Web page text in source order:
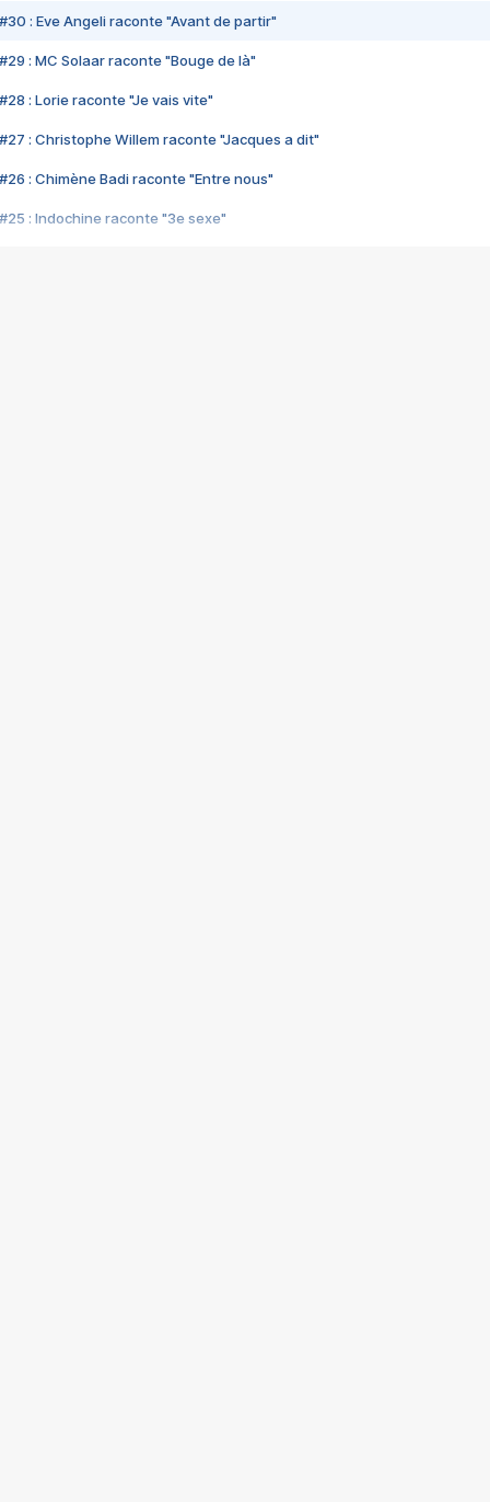
#30 : Eve Angeli raconte "Avant de partir"
#29 : MC Solaar raconte "Bouge de là"
#28 : Lorie raconte "Je vais vite"
#27 : Christophe Willem raconte "Jacques a dit"
#26 : Chimène Badi raconte "Entre nous"
#25 : Indochine raconte "3e sexe"